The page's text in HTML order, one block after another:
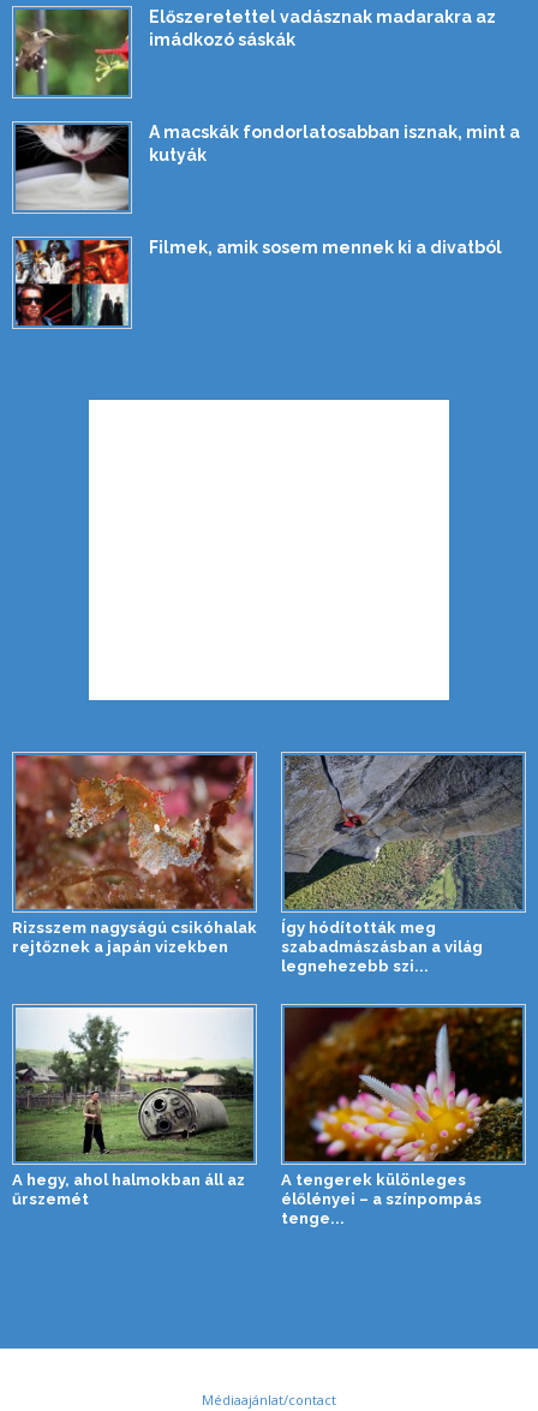
Előszeretettel vadásznak madarakra az
imádkozó sáskák
A macskák fondorlatosabban isznak, mint a
kutyák
Filmek, amik sosem mennek ki a divatból
Rizsszem nagyságú csikóhalak
rejtőznek a japán vizekben
Így hódították meg
szabadmászásban a világ
legnehezebb szi...
A hegy, ahol halmokban áll az
űrszemét
A tengerek különleges
élőlényei – a színpompás
tenge...
Médiaajánlat/contact